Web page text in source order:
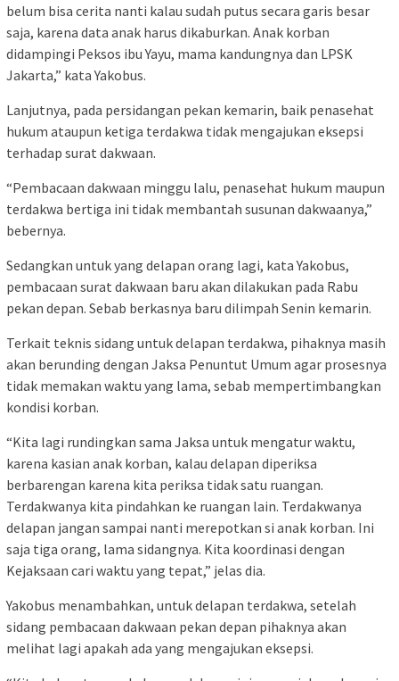
belum bisa cerita nanti kalau sudah putus secara garis besar
saja, karena data anak harus dikaburkan. Anak korban
didampingi Peksos ibu Yayu, mama kandungnya dan LPSK
Jakarta,” kata Yakobus.
Lanjutnya, pada persidangan pekan kemarin, baik penasehat
hukum ataupun ketiga terdakwa tidak mengajukan eksepsi
terhadap surat dakwaan.
“Pembacaan dakwaan minggu lalu, penasehat hukum maupun
terdakwa bertiga ini tidak membantah susunan dakwaanya,”
bebernya.
Sedangkan untuk yang delapan orang lagi, kata Yakobus,
pembacaan surat dakwaan baru akan dilakukan pada Rabu
pekan depan. Sebab berkasnya baru dilimpah Senin kemarin.
Terkait teknis sidang untuk delapan terdakwa, pihaknya masih
akan berunding dengan Jaksa Penuntut Umum agar prosesnya
tidak memakan waktu yang lama, sebab mempertimbangkan
kondisi korban.
“Kita lagi rundingkan sama Jaksa untuk mengatur waktu,
karena kasian anak korban, kalau delapan diperiksa
berbarengan karena kita periksa tidak satu ruangan.
Terdakwanya kita pindahkan ke ruangan lain. Terdakwanya
delapan jangan sampai nanti merepotkan si anak korban. Ini
saja tiga orang, lama sidangnya. Kita koordinasi dengan
Kejaksaan cari waktu yang tepat,” jelas dia.
Yakobus menambahkan, untuk delapan terdakwa, setelah
sidang pembacaan dakwaan pekan depan pihaknya akan
melihat lagi apakah ada yang mengajukan eksepsi.